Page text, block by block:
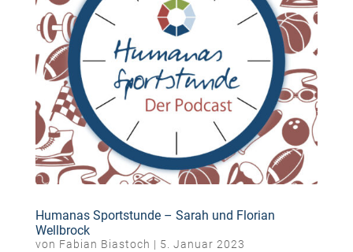
Humanas Sportstunde – Sarah und Florian
Wellbrock
von Fabian Biastoch | 5. Januar 2023